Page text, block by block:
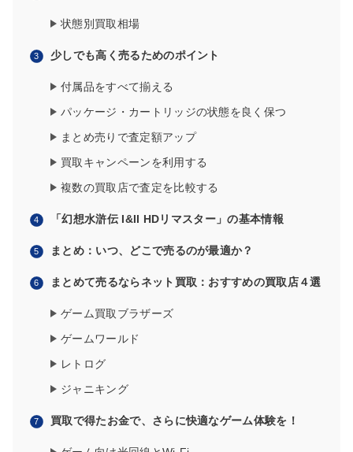
状態別買取相場
少しでも高く売るためのポイント
付属品をすべて揃える
パッケージ・カートリッジの状態を良く保つ
まとめ売りで査定額アップ
買取キャンペーンを利用する
複数の買取店で査定を比較する
「幻想水滸伝 I&II HDリマスター」の基本情報
まとめ：いつ、どこで売るのが最適か？
まとめて売るならネット買取：おすすめの買取店４選
ゲーム買取ブラザーズ
ゲームワールド
レトログ
ジャニキング
買取で得たお金で、さらに快適なゲーム体験を！